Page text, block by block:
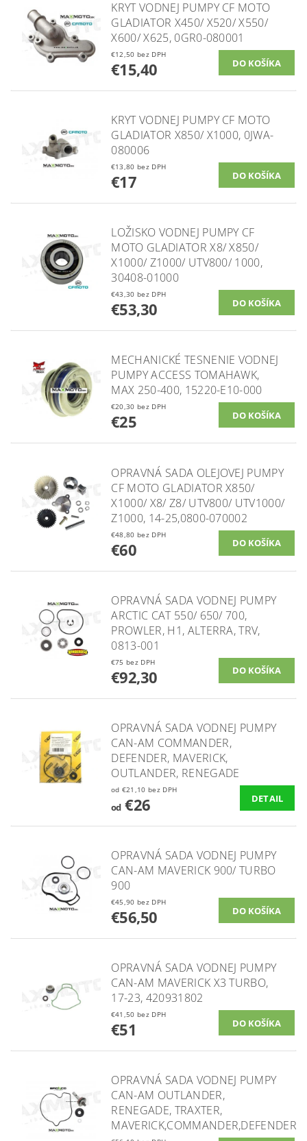
KRYT VODNEJ PUMPY CF MOTO
GLADIATOR X450/ X520/ X550/
X600/ X625, 0GR0-080001
€12,50 bez DPH
€15,40
KRYT VODNEJ PUMPY CF MOTO
GLADIATOR X850/ X1000, 0JWA-
080006
€13,80 bez DPH
€17
LOŽISKO VODNEJ PUMPY CF
MOTO GLADIATOR X8/ X850/
X1000/ Z1000/ UTV800/ 1000,
30408-01000
€43,30 bez DPH
€53,30
MECHANICKÉ TESNENIE VODNEJ
PUMPY ACCESS TOMAHAWK,
MAX 250-400, 15220-E10-000
€20,30 bez DPH
€25
OPRAVNÁ SADA OLEJOVEJ PUMPY
CF MOTO GLADIATOR X850/
X1000/ X8/ Z8/ UTV800/ UTV1000/
Z1000, 14-25,0800-070002
€48,80 bez DPH
€60
OPRAVNÁ SADA VODNEJ PUMPY
ARCTIC CAT 550/ 650/ 700,
PROWLER, H1, ALTERRA, TRV,
0813-001
€75 bez DPH
€92,30
OPRAVNÁ SADA VODNEJ PUMPY
CAN-AM COMMANDER,
DEFENDER, MAVERICK,
OUTLANDER, RENEGADE
od €21,10 bez DPH
od€26 DETAIL
OPRAVNÁ SADA VODNEJ PUMPY
CAN-AM MAVERICK 900/ TURBO
900
€45,90 bez DPH
€56,50
OPRAVNÁ SADA VODNEJ PUMPY
CAN-AM MAVERICK X3 TURBO,
17-23, 420931802
€41,50 bez DPH
€51
OPRAVNÁ SADA VODNEJ PUMPY
CAN-AM OUTLANDER,
RENEGADE, TRAXTER,
MAVERICK,COMMANDER,DEFENDER